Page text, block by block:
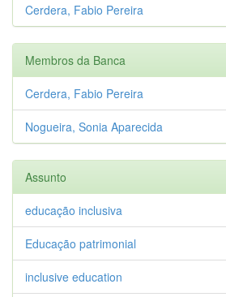
Cerdera, Fabio Pereira
Membros da Banca
Cerdera, Fabio Pereira
Nogueira, Sonia Aparecida
Assunto
educação inclusiva
Educação patrimonial
inclusive education